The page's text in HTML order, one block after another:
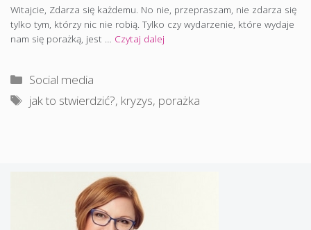
Witajcie, Zdarza się każdemu. No nie, przepraszam, nie zdarza się
tylko tym, którzy nic nie robią. Tylko czy wydarzenie, które wydaje
nam się porażką, jest … Czytaj dalej
Kategorie
Social media
Tagi
jak to stwierdzić?, kryzys, porażka